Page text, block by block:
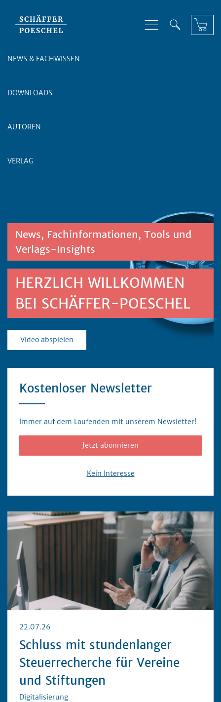
NEWS & FACHWISSEN
DOWNLOADS
AUTOREN
VERLAG
News, Fachinformationen, Tools und
Verlags-Insights
HERZLICH WILLKOMMEN
BEI SCHÄFFER-POESCHEL
Video abspielen
Kostenloser Newsletter
Immer auf dem Laufenden mit unserem Newsletter!
Jetzt abonnieren
Kein Interesse
22.07.26
Schluss mit stundenlanger
Steuerrecherche für Vereine
und Stiftungen
Digitalisierung